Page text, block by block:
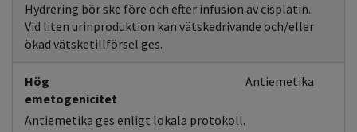
Hydrering bör ske före och efter infusion av cisplatin.
Vid liten urinproduktion kan vätskedrivande och/eller
ökad vätsketillförsel ges.
Hög
emetogenicitet
Antiemetika
Antiemetika ges enligt lokala protokoll.